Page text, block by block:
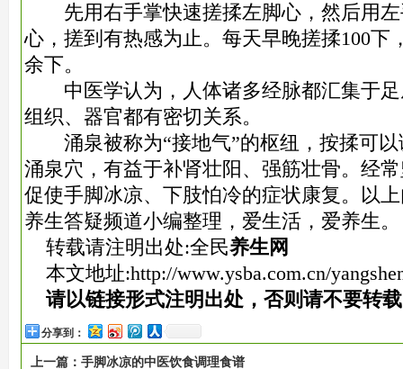
先用右手掌快速搓揉左脚心，然后用左
心，搓到有热感为止。每天早晚搓揉100下
余下。
中医学认为，人体诸多经脉都汇集于足
组织、器官都有密切关系。
涌泉被称为“接地气”的枢纽，按揉可以
涌泉穴，有益于补肾壮阳、强筋壮骨。经
促使手脚冰凉、下肢怕冷的症状康复。以
养生答疑频道小编整理，爱生活，爱养生。
转载请注明出处:全民养生网
本文地址:http://www.ysba.com.cn/
请以链接形式注明出处，否则请不要转
分享到：
上一篇： 手脚冰凉的中医饮食调理食谱